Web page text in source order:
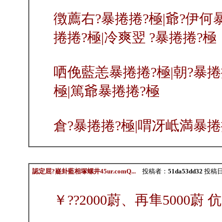
徴薦右?暴捲捲?極|爺?伊何
捲捲?極|冷爽翌 ?暴捲捲?極
哂俛藍恙暴捲捲?極|朝?暴
極|篤爺暴捲捲?極
倉?暴捲捲?極|喟冴岻満暴
認定屈?嶷卦藍相塚螺井45ur.comQ...投稿者： 51da53dd32 投稿
￥??2000蔚、再隼5000蔚